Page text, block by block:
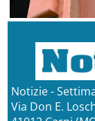
Notizie -
Via Don E.